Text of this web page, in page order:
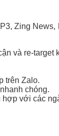
Zing
và re-target
trên Zalo.
chóng.
với các